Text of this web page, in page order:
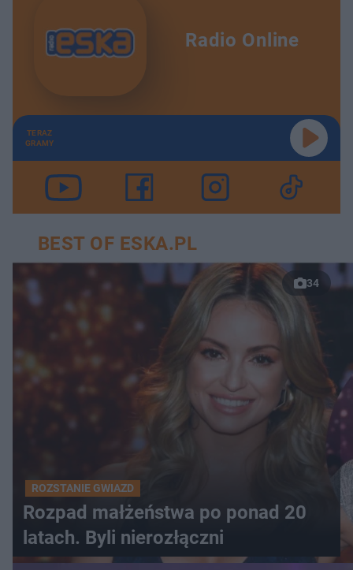
Radio Online
TERAZ
GRAMY
BEST OF ESKA.PL
34
ROZSTANIE GWIAZD
Rozpad małżeństwa po ponad 20
latach. Byli nierozłączni